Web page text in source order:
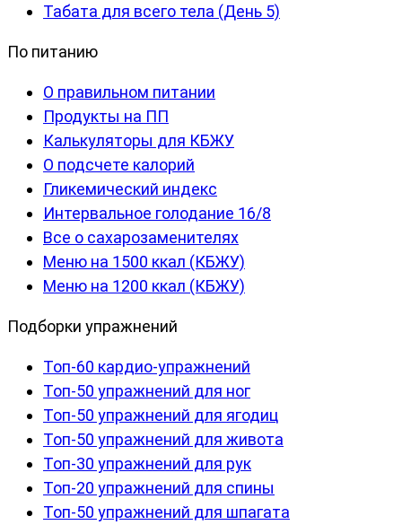
Табата для всего тела (День 5)
По питанию
О правильном питании
Продукты на ПП
Калькуляторы для КБЖУ
О подсчете калорий
Гликемический индекс
Интервальное голодание 16/8
Все о сахарозаменителях
Меню на 1500 ккал (КБЖУ)
Меню на 1200 ккал (КБЖУ)
Подборки упражнений
Топ-60 кардио-упражнений
Топ-50 упражнений для ног
Топ-50 упражнений для ягодиц
Топ-50 упражнений для живота
Топ-30 упражнений для рук
Топ-20 упражнений для спины
Топ-50 упражнений для шпагата